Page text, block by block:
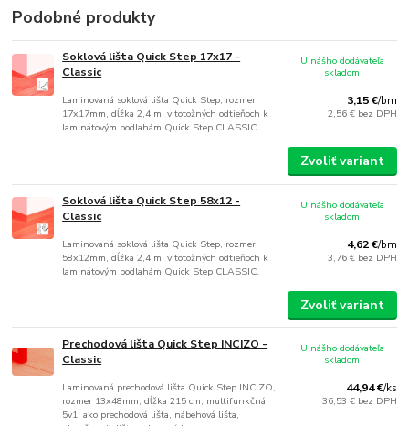
Podobné produkty
Soklová lišta Quick Step 17x17 -
Classic
Laminovaná soklová lišta Quick Step, rozmer
17x17mm, dĺžka 2,4 m, v totožných odtieňoch k
laminátovým podlahám Quick Step CLASSIC.
3,15 €/bm
2,56 € bez DPH
U nášho dodávateľa
skladom
Zvoliť variant
Soklová lišta Quick Step 58x12 -
Classic
Laminovaná soklová lišta Quick Step, rozmer
58x12mm, dĺžka 2,4 m, v totožných odtieňoch k
laminátovým podlahám Quick Step CLASSIC.
4,62 €/bm
3,76 € bez DPH
U nášho dodávateľa
skladom
Zvoliť variant
Prechodová lišta Quick Step INCIZO -
Classic
Laminovaná prechodová lišta Quick Step INCIZO,
rozmer 13x48mm, dĺžka 215 cm, multifunkčná
5v1, ako prechodová lišta, nábehová lišta,
44,94 €/ks
36,53 € bez DPH
U nášho dodávateľa
skladom